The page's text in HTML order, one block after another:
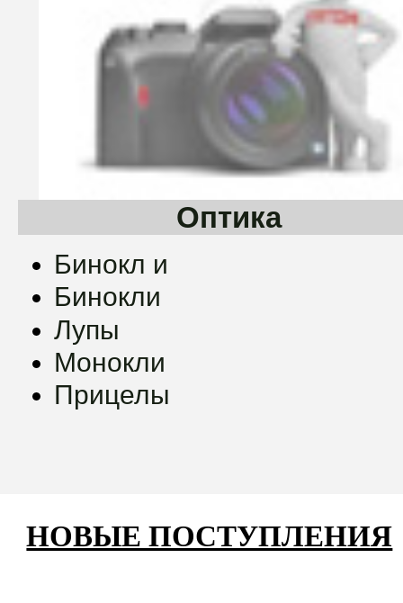
Оптика
Бинокл и
Бинокли
Лупы
Монокли
Прицелы
НОВЫЕ ПОСТУПЛЕНИЯ